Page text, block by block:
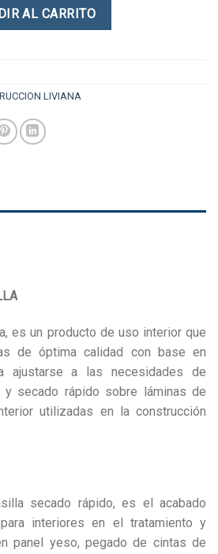
28 KG) cantidad
AL CARRITO
LIVIANA
es un producto de uso interior que
de óptima calidad con base en
ajustarse a las necesidades de
y secado rápido sobre láminas de
utilizadas en la construcción
secado rápido, es el acabado
interiores en el tratamiento y
panel yeso, pegado de cintas de